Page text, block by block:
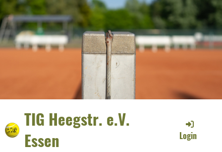
TIG Heegstr. e.V.
Essen
Login